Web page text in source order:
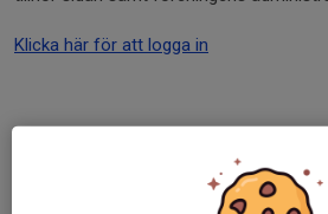
Klicka här för att logga in